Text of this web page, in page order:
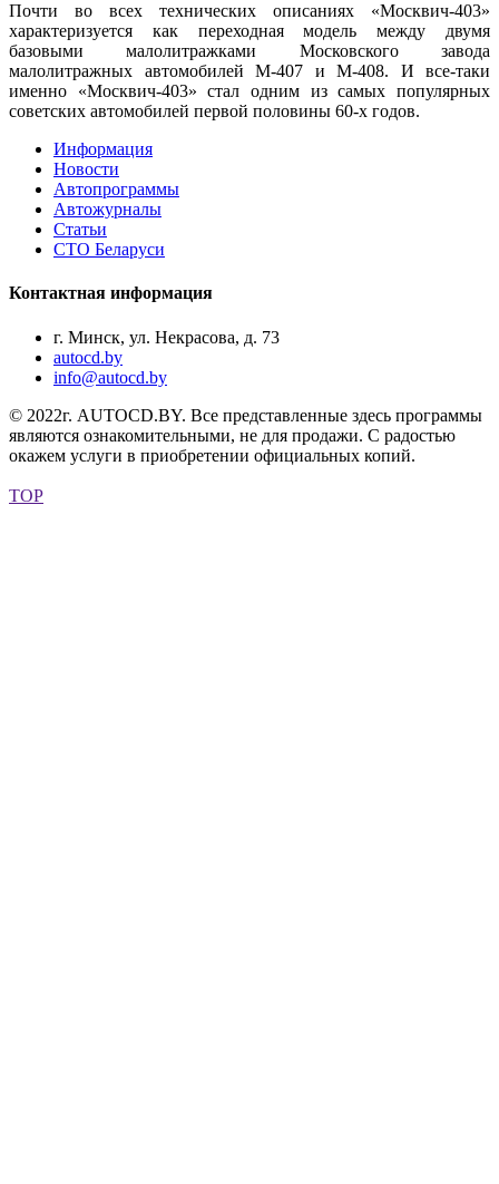
Почти во всех технических описаниях «Москвич-403»
характеризуется как переходная модель между двумя
базовыми малолитражками Московского завода
малолитражных автомобилей М-407 и М-408. И все-таки
именно
«Москвич-403» стал одним из самых популярных
советских автомобилей первой половины 60-х годов.
Информация
Новости
Автопрограммы
Автожурналы
Статьи
СТО Беларуси
Контактная информация
г. Минск, ул. Некрасова, д. 73
autocd.by
info@autocd.by
© 2022г. AUTOCD.BY. Все представленные здесь программы
являются ознакомительными, не для продажи. С радостью
окажем услуги в приобретении официальных копий.
TOP